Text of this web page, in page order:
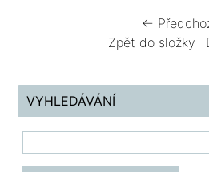
←
Zpět do složky
VYHLEDÁVÁNÍ